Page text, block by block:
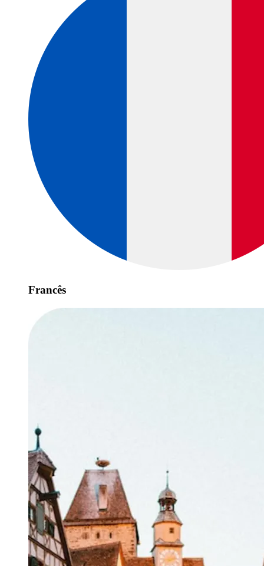
Francês